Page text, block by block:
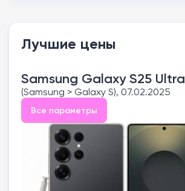
Лучшие цены
Samsung Galaxy S25 Ultra
(Samsung > Galaxy S), 07.02.2025
Все параметры